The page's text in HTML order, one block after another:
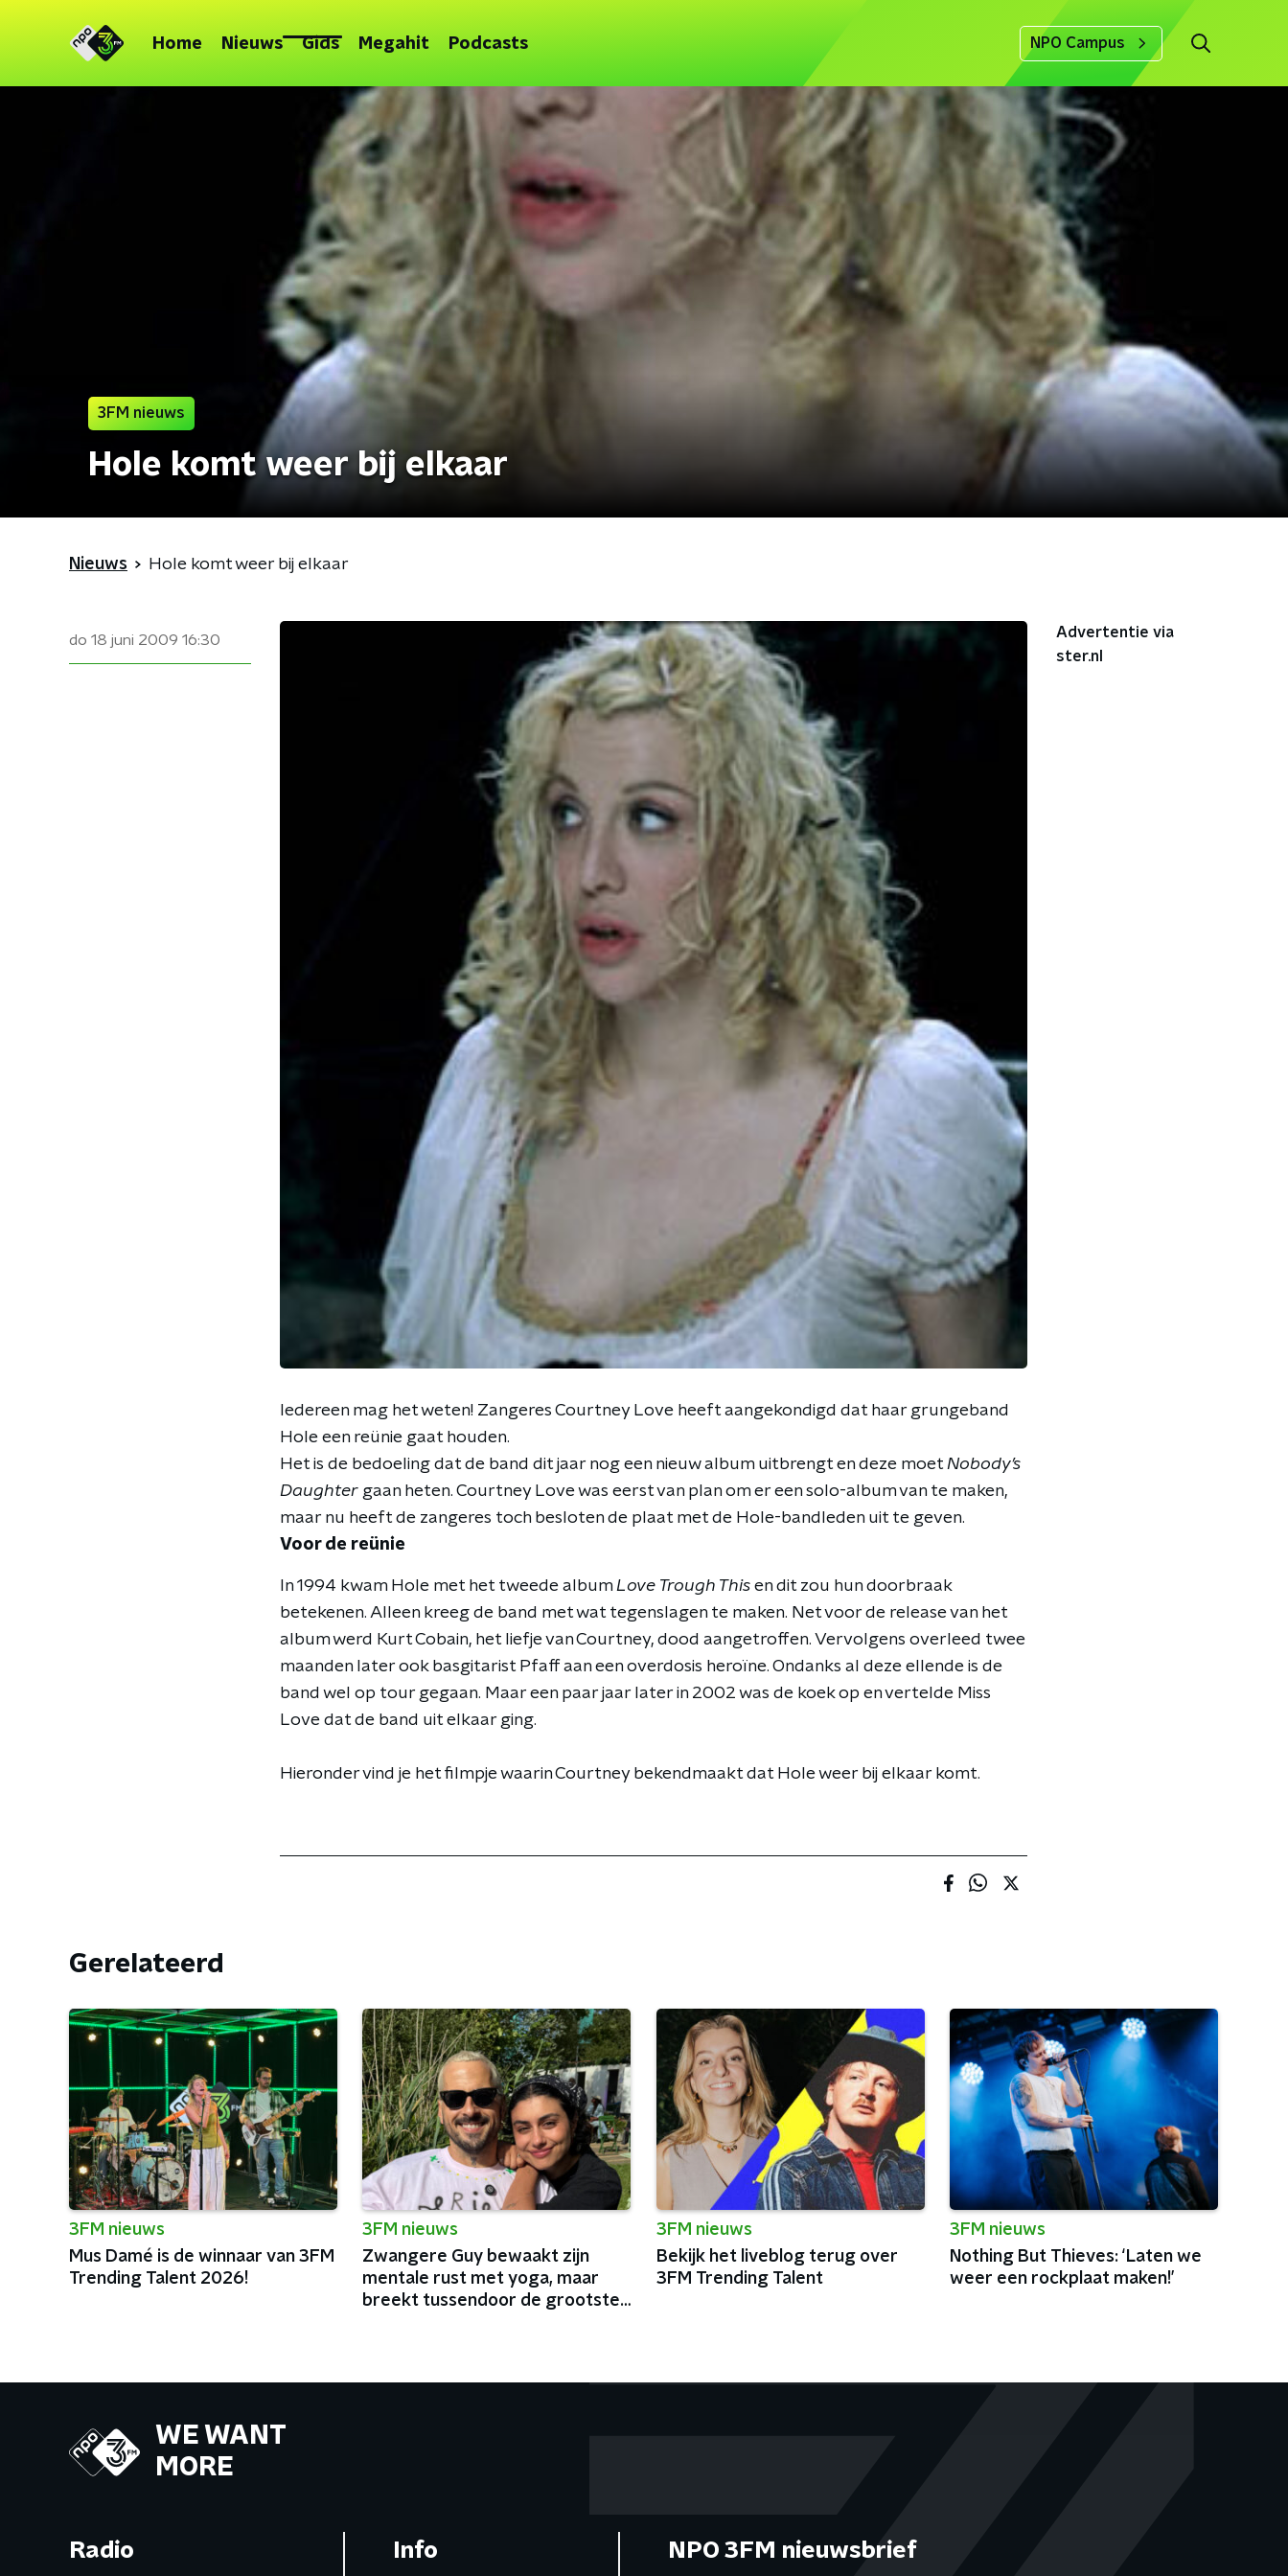
Home Nieuws Gids Megahit Podcasts NPO Campus
3FM nieuws
Hole komt weer bij elkaar
Nieuws Hole komt weer bij elkaar
do 18 juni 2009 16:30
Iedereen mag het weten! Zangeres Courtney Love heeft aangekondigd dat haar grungeband
Hole een reünie gaat houden.
Het is de bedoeling dat de band dit jaar nog een nieuw album uitbrengt en deze moet Nobody’s
Daughter gaan heten. Courtney Love was eerst van plan om er een solo-album van te maken,
maar nu heeft de zangeres toch besloten de plaat met de Hole-bandleden uit te geven.
Voor de reünie
In 1994 kwam Hole met het tweede album Love Trough This en dit zou hun doorbraak
betekenen. Alleen kreeg de band met wat tegenslagen te maken. Net voor de release van het
album werd Kurt Cobain, het liefje van Courtney, dood aangetroffen. Vervolgens overleed twee
maanden later ook basgitarist Pfaff aan een overdosis heroïne. Ondanks al deze ellende is de
band wel op tour gegaan. Maar een paar jaar later in 2002 was de koek op en vertelde Miss
Love dat de band uit elkaar ging.
Hieronder vind je het filmpje waarin Courtney bekendmaakt dat Hole weer bij elkaar komt.
Advertentie via
ster.nl
Gerelateerd
3FM nieuws
Mus Damé is de winnaar van 3FM
Trending Talent 2026!
3FM nieuws
Zwangere Guy bewaakt zijn
mentale rust met yoga, maar
breekt tussendoor de grootste
3FM nieuws
Bekijk het liveblog terug over
3FM Trending Talent
3FM nieuws
Nothing But Thieves: ‘Laten we
weer een rockplaat maken!’
WE WANT
MORE
Radio Info NPO 3FM nieuwsbrief